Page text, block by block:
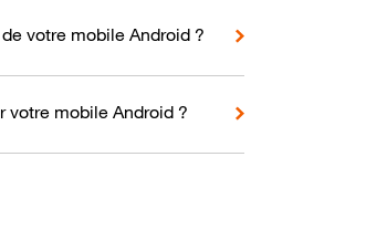
votre mobile Android ?
votre mobile Android ?